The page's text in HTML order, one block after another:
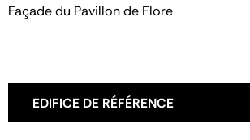
Façade du Pavillon de Flore
EDIFICE DE RÉFÉRENCE